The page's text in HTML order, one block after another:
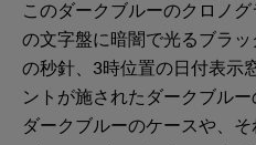
このダークブルーのクロノ
の文字盤に暗闇で光るブラ
の秒針、3時位置の日付表示
ントが施されたダークブル
ダークブルーのケースや、